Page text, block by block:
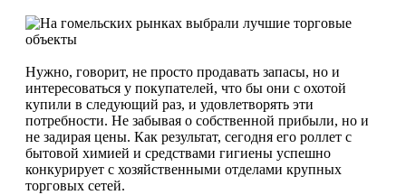
Нужно, говорит, не просто продавать запасы, но и
интересоваться у покупателей, что бы они с охотой
купили в следующий раз, и удовлетворять эти
потребности. Не забывая о собственной прибыли, но и
не задирая цены. Как результат, сегодня его роллет с
бытовой химией и средствами гигиены успешно
конкурирует с хозяйственными отделами крупных
торговых сетей.